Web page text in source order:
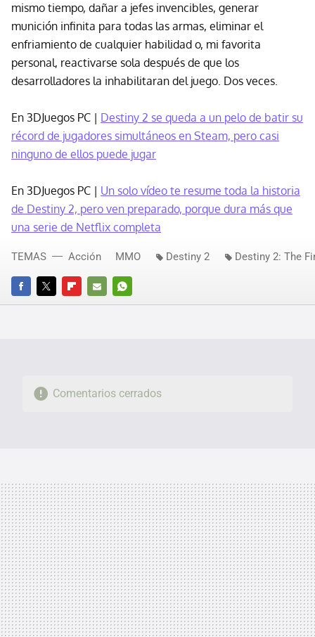
mismo tiempo, dañar a jefes invencibles, generar
munición infinita para todas las armas, eliminar el
enfriamiento de cualquier habilidad o, mi favorita
personal, reactivarse sola después de que los
desarrolladores la inhabilitaran del juego. Dos veces.
En 3DJuegos PC | Destiny 2 se queda a un pelo de batir su
récord de jugadores simultáneos en Steam, pero casi
ninguno de ellos puede jugar
En 3DJuegos PC | Un solo vídeo te resume toda la historia
de Destiny 2, pero ven preparado, porque dura más que
una serie de Netflix completa
FACEBOOKTWITTERFLIPBOARD
E-
WHATSAPP
TEMAS Acción MMO Destiny 2 Destiny 2: The
Comentarios cerrados